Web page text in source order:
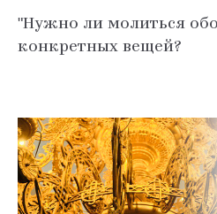
"Нужно ли молиться
конкретных вещей?